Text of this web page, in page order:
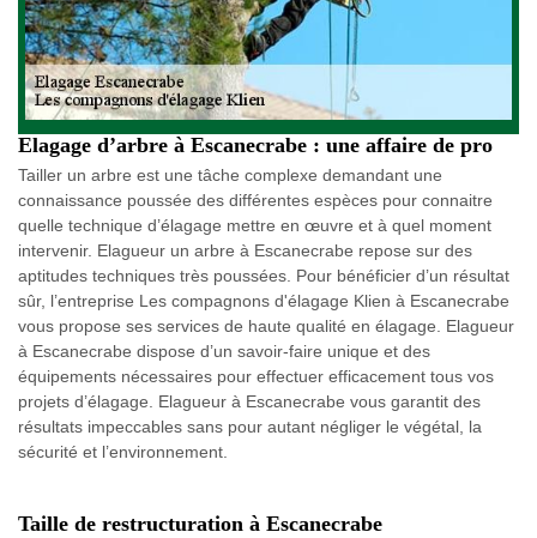
Elagage d’arbre à Escanecrabe : une affaire de pro
Tailler un arbre est une tâche complexe demandant une
connaissance poussée des différentes espèces pour connaitre
quelle technique d’élagage mettre en œuvre et à quel moment
intervenir. Elagueur un arbre à Escanecrabe repose sur des
aptitudes techniques très poussées. Pour bénéficier d’un résultat
sûr, l’entreprise Les compagnons d'élagage Klien à Escanecrabe
vous propose ses services de haute qualité en élagage. Elagueur
à Escanecrabe dispose d’un savoir-faire unique et des
équipements nécessaires pour effectuer efficacement tous vos
projets d’élagage. Elagueur à Escanecrabe vous garantit des
résultats impeccables sans pour autant négliger le végétal, la
sécurité et l’environnement.
Taille de restructuration à Escanecrabe